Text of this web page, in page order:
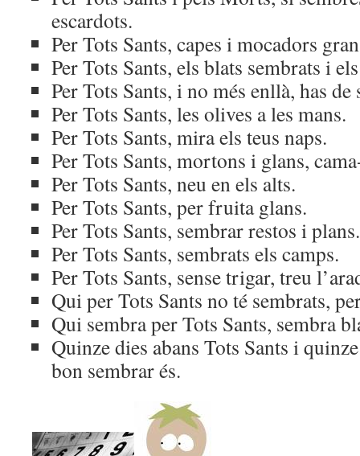
escardots.
Per Tots Sants, capes i mocadors
Per Tots Sants, els blats sembrats i
Per Tots Sants, i no més enllà, has de
Per Tots Sants, les olives a les mans.
Per Tots Sants, mira els teus naps.
Per Tots Sants, mortons i glans,
Per Tots Sants, neu en els alts.
Per Tots Sants, per fruita glans.
Per Tots Sants, sembrar restos i plans.
Per Tots Sants, sembrats els camps.
Per Tots Sants, sense trigar, treu
Qui per Tots Sants no té sembrats,
Qui sembra per Tots Sants, sembra
Quinze dies abans Tots Sants i
bon sembrar és.